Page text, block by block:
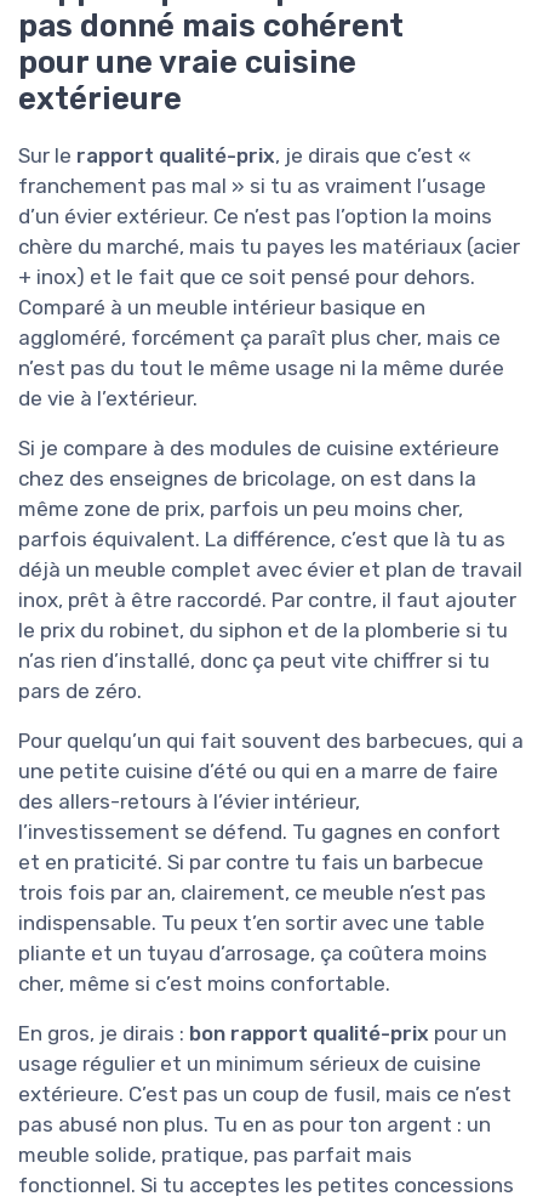
pas donné mais cohérent
pour une vraie cuisine
extérieure
Sur le rapport qualité-prix, je dirais que c’est «
franchement pas mal » si tu as vraiment l’usage
d’un évier extérieur. Ce n’est pas l’option la moins
chère du marché, mais tu payes les matériaux (acier
+ inox) et le fait que ce soit pensé pour dehors.
Comparé à un meuble intérieur basique en
aggloméré, forcément ça paraît plus cher, mais ce
n’est pas du tout le même usage ni la même durée
de vie à l’extérieur.
Si je compare à des modules de cuisine extérieure
chez des enseignes de bricolage, on est dans la
même zone de prix, parfois un peu moins cher,
parfois équivalent. La différence, c’est que là tu as
déjà un meuble complet avec évier et plan de travail
inox, prêt à être raccordé. Par contre, il faut ajouter
le prix du robinet, du siphon et de la plomberie si tu
n’as rien d’installé, donc ça peut vite chiffrer si tu
pars de zéro.
Pour quelqu’un qui fait souvent des barbecues, qui a
une petite cuisine d’été ou qui en a marre de faire
des allers-retours à l’évier intérieur,
l’investissement se défend. Tu gagnes en confort
et en praticité. Si par contre tu fais un barbecue
trois fois par an, clairement, ce meuble n’est pas
indispensable. Tu peux t’en sortir avec une table
pliante et un tuyau d’arrosage, ça coûtera moins
cher, même si c’est moins confortable.
En gros, je dirais : bon rapport qualité-prix pour un
usage régulier et un minimum sérieux de cuisine
extérieure. C’est pas un coup de fusil, mais ce n’est
pas abusé non plus. Tu en as pour ton argent : un
meuble solide, pratique, pas parfait mais
fonctionnel. Si tu acceptes les petites concessions